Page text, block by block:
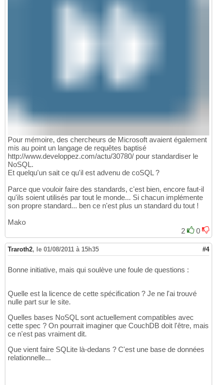
Pour mémoire, des chercheurs de Microsoft avaient également
mis au point un langage de requêtes baptisé
http://www.developpez.com/actu/30780/ pour standardiser le
NoSQL.
Et quelqu'un sait ce qu'il est advenu de coSQL ?
Parce que vouloir faire des standards, c'est bien, encore faut-il
qu'ils soient utilisés par tout le monde... Si chacun implémente
son propre standard... ben ce n'est plus un standard du tout !
Mako
2
0
Traroth2, le 01/08/2011 à 15h35 #4
Bonne initiative, mais qui soulève une foule de questions :
Quelle est la licence de cette spécification ? Je ne l'ai trouvé
nulle part sur le site.
Quelles bases NoSQL sont actuellement compatibles avec
cette spec ? On pourrait imaginer que CouchDB doit l'être, mais
ce n'est pas vraiment dit.
Que vient faire SQLite là-dedans ? C'est une base de données
relationnelle...